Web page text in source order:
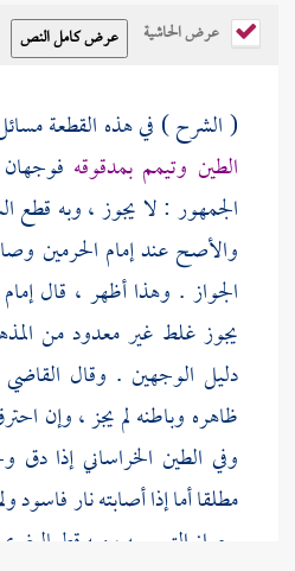
عرض الحاشية
( الشرح ) في هذه القطعة
الطين وتيمم بمدقوقه
الجمهور : لا يجوز ، وبه قطع
والأصح عندإمام الحرمين
الجواز . وهذا أظهر ، قال
يجوز غلط غير معدود من
دليل الوجهين . وقال
ظاهره وباطنه لم يجز ، وإن
وفي الطين الخراساني إذا دق
مطلقا أما إذا أصابته نار فاسود
بجواز التيمم به ، وبه قطع البغوي